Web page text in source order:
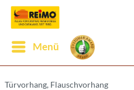
Menü
Türvorhang, Flauschvorhang